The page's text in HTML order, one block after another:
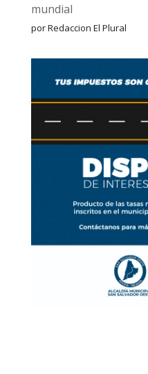
mundial
por Redaccion El Plural